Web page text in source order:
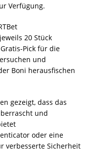
Verfügung.
20 Stück
Pick für die
und
Boni herausfischen
gezeigt, dass das
und
oder eine
verbesserte Sicherheit